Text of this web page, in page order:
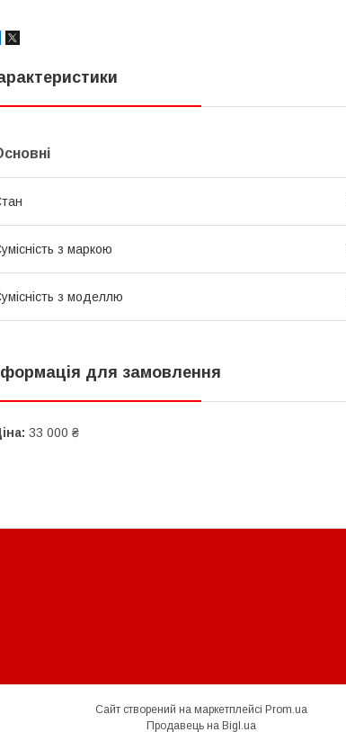
з маркою
з моделлю
для замовлення
33 000 ₴
Сайт створений на маркетплейсі Prom.ua
Продавець на Bigl.ua